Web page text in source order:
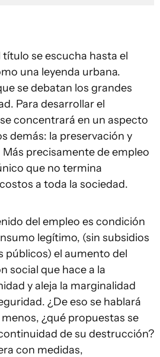
se escucha hasta el
una leyenda urbana.
se debatan los grandes
Para desarrollar el
concentrará en un aspecto
demás: la preservación y
precisamente de empleo
que no termina
a toda la sociedad.
del empleo es condición
legítimo, (sin subsidios
públicos) el aumento del
social que hace a la
y aleja la marginalidad
¿De eso se hablará
¿qué propuestas se
de su destrucción?
con medidas,